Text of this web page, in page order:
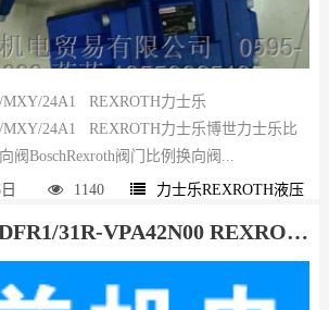
MXY/24A1 REXROTH力士乐
MXY/24A1 REXROTH力士乐博世力士乐比
阀BoschRexroth阀门比例换向阀...
1140 力士乐REXROTH液压
VPA42N00 REXROTH 力士乐原装现货